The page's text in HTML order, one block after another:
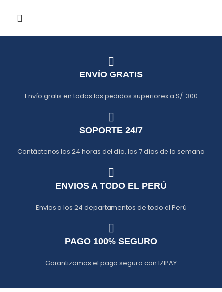
ENVÍO GRATIS
Envío gratis en todos los pedidos superiores a S/. 300
SOPORTE 24/7
Contáctenos las 24 horas del día, los 7 días de la semana
ENVIOS A TODO EL PERÚ
Envios a los 24 departamentos de todo el Perú
PAGO 100% SEGURO
Garantizamos el pago seguro con IZIPAY